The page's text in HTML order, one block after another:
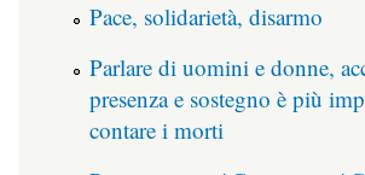
Pace, solidarietà, disarmo
Parlare di uomini e donne,
presenza e sostegno è più
contare i morti